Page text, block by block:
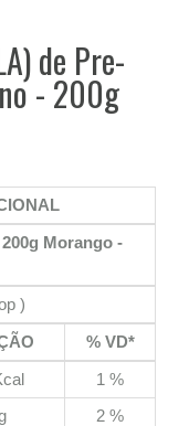
de Pre-
- 200g
Morango -
)
% VD*
1 %
2 %